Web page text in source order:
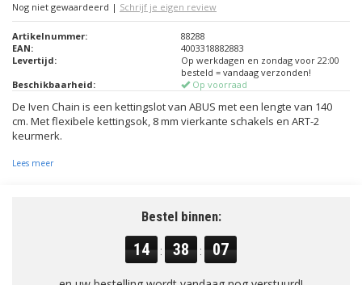
Nog niet gewaardeerd | Schrijf je eigen review
Artikelnummer:
88288
EAN:
4003318882883
Levertijd:
Op werkdagen en zondag voor 22:00
besteld = vandaag verzonden!
Beschikbaarheid:
Op voorraad
De Iven Chain is een kettingslot van ABUS met een lengte van 140
cm. Met flexibele kettingsok, 8 mm vierkante schakels en ART-2
keurmerk.
Lees meer
Bestel binnen:
14 : 38 : 06